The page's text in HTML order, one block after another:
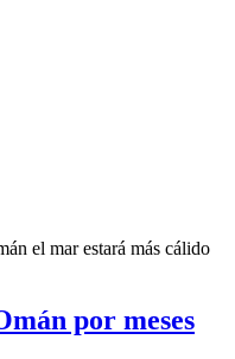
el mar estará más cálido
por meses